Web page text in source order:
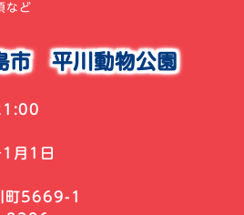
など
市平川動物公園
月1日
町5669-1